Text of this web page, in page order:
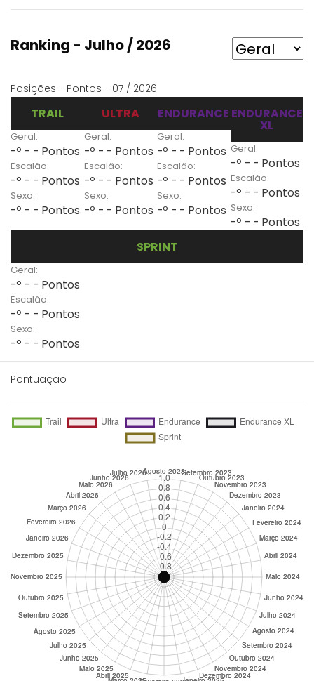
Ranking - Julho / 2026
Posições - Pontos - 07 / 2026
TRAIL
Geral:
-º - - Pontos
Escalão:
-º - - Pontos
Sexo:
-º - - Pontos
ULTRA
Geral:
-º - - Pontos
Escalão:
-º - - Pontos
Sexo:
-º - - Pontos
ENDURANCE
Geral:
-º - - Pontos
Escalão:
-º - - Pontos
Sexo:
-º - - Pontos
ENDURANCE
XL
Geral:
-º - - Pontos
Escalão:
-º - - Pontos
Sexo:
-º - - Pontos
SPRINT
Geral:
-º - - Pontos
Escalão:
-º - - Pontos
Sexo:
-º - - Pontos
Pontuação